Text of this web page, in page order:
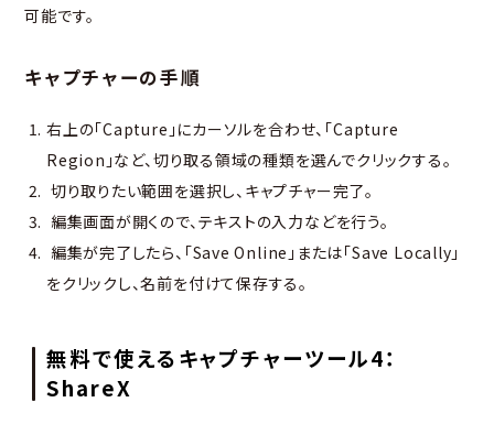
可能です。
キャプチャーの手順
右上の「Capture」にカーソルを合わせ、「Capture
Region」など、切り取る領域の種類を選んでクリックする。
切り取りたい範囲を選択し、キャプチャー完了。
編集画面が開くので、テキストの入力などを行う。
編集が完了したら、「Save Online」または「Save Locally」
をクリックし、名前を付けて保存する。
無料で使えるキャプチャーツール4：
ShareX